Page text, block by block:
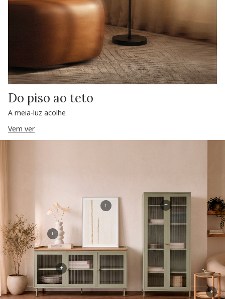
Do piso ao teto
A meia-luz acolhe
Vem ver
+
+
+
+
+